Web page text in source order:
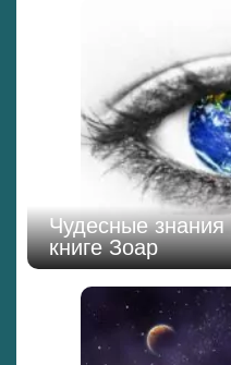
Чудесные
книге Зоар